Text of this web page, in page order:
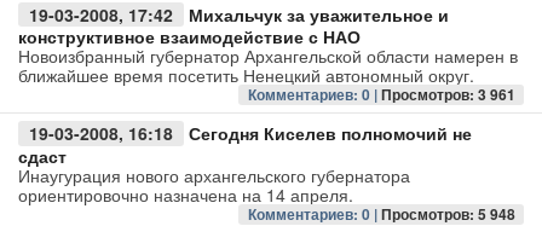
Бизнес
Общество
Культура
Медиа
19-03-2008, 17:42
Михальчук за уважительное и
конструктивное взаимодействие с НАО
Новоизбранный губернатор Архангельской области намерен в
ближайшее время посетить Ненецкий автономный округ.
Комментариев: 0 |Просмотров: 3 961
19-03-2008, 16:18
Сегодня Киселев полномочий не
сдаст
Инаугурация нового архангельского губернатора
ориентировочно назначена на 14 апреля.
Комментариев: 0 |Просмотров: 5 948